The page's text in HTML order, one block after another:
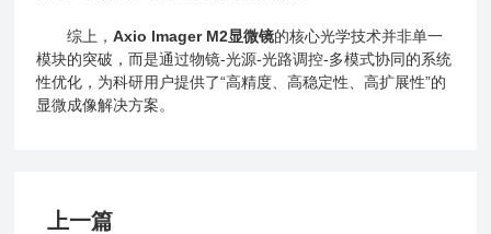
综上，Axio lmager M2显微镜的核心光学技术并非单一
模块的突破，而是通过物镜-光源-光路调控-多模式协同的系统
性优化，为科研用户提供了“高精度、高稳定性、高扩展性”的
显微成像解决方案。
上一篇